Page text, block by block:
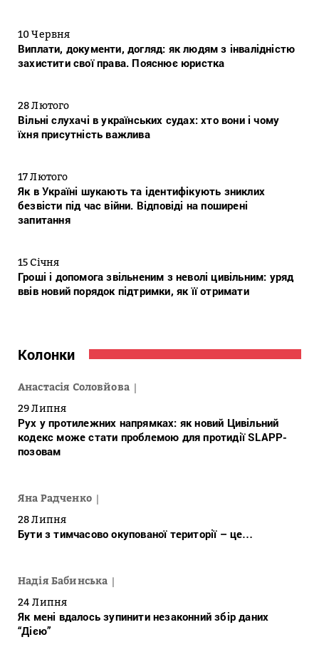
10 Червня
Виплати, документи, догляд: як людям з інвалідністю
захистити свої права. Пояснює юристка
28 Лютого
Вільні слухачі в українських судах: хто вони і чому
їхня присутність важлива
17 Лютого
Як в Україні шукають та ідентифікують зниклих
безвісти під час війни. Відповіді на поширені
запитання
15 Січня
Гроші і допомога звільненим з неволі цивільним: уряд
ввів новий порядок підтримки, як її отримати
Колонки
Анастасія Соловйова
29 Липня
Рух у протилежних напрямках: як новий Цивільний
кодекс може стати проблемою для протидії SLAPP-
позовам
Яна Радченко
28 Липня
Бути з тимчасово окупованої території – це…
Надія Бабинська
24 Липня
Як мені вдалось зупинити незаконний збір даних
“Дією”